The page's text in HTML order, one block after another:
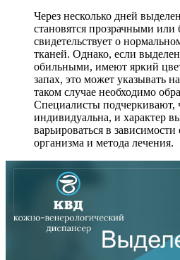
Через несколько дней
становятся прозрачными или
свидетельствует о
тканей. Однако, если
обильными, имеют яркий
запах, это может указывать
таком случае необходимо
Специалисты подчеркивают,
индивидуальна, и характер
варьироваться в зависимости
организма и метода лечения.